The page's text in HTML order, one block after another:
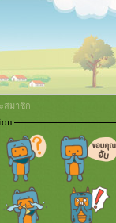
สมาชิก